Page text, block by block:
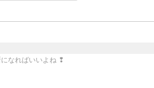
なればいいよね ❢